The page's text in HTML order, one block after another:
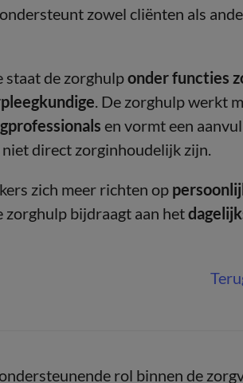
zowel cliënten als
staat de zorghulponder functies
. De zorghulp werkt
en vormt een
direct zorginhoudelijk zijn.
zich meer richten op
zorghulp bijdraagt aan het
rol binnen de